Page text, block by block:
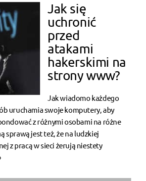
Jak się
uchronić
przed
atakami
hakerskimi na
strony www?
Jak wiadomo każdego
uruchamia swoje komputery, aby
z różnymi osobami na różne
sprawą jest też, że na ludzkiej
z pracą w sieci żerują niestety